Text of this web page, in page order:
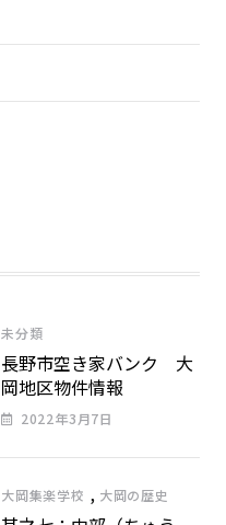
未分類
長野市空き家バンク 大
岡地区物件情報
2022年3月7日
大岡集楽学校 , 大岡の歴史